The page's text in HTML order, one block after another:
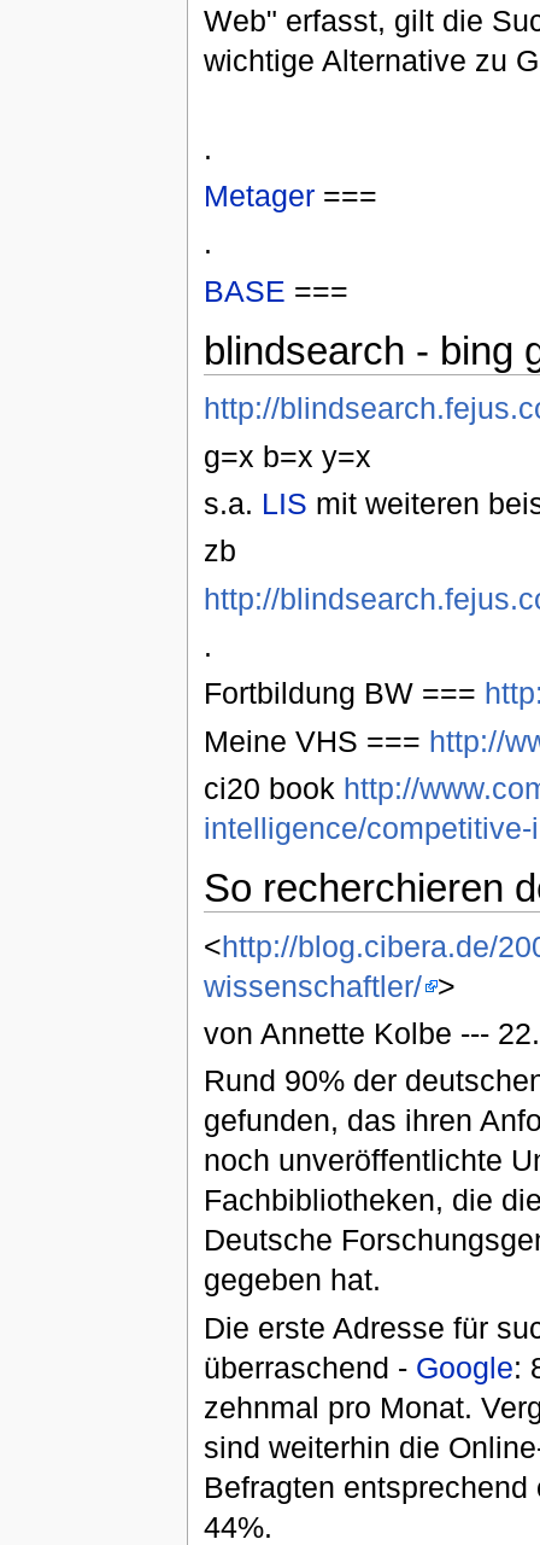
Web" erfasst, gilt die
wichtige Alternative zu
.
Metager===
.
BASE ===
blindsearch - bing
http://
g=x b=x y=x
s.a. LIS mit weiteren
zb
http://
.
Fortbildung BW ===
Meine VHS === http://
ci20 book http://
intelligence/
So recherchieren
<http://blog.cibera.de/
wissenschaftler/ >
von Annette Kolbe ---
Rund 90% der
gefunden, das ihren
noch unveröffentlichte
Fachbibliotheken, die
Deutsche
gegeben hat.
Die erste Adresse für
überraschend - Google:
zehnmal pro Monat.
sind weiterhin die
Befragten
44%.